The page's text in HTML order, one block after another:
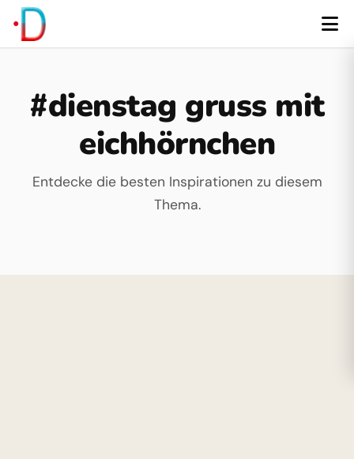
#dienstag gruss mit
eichhörnchen
Entdecke die besten Inspirationen zu diesem
Thema.